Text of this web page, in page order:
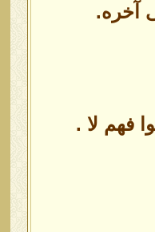
فهم لا .